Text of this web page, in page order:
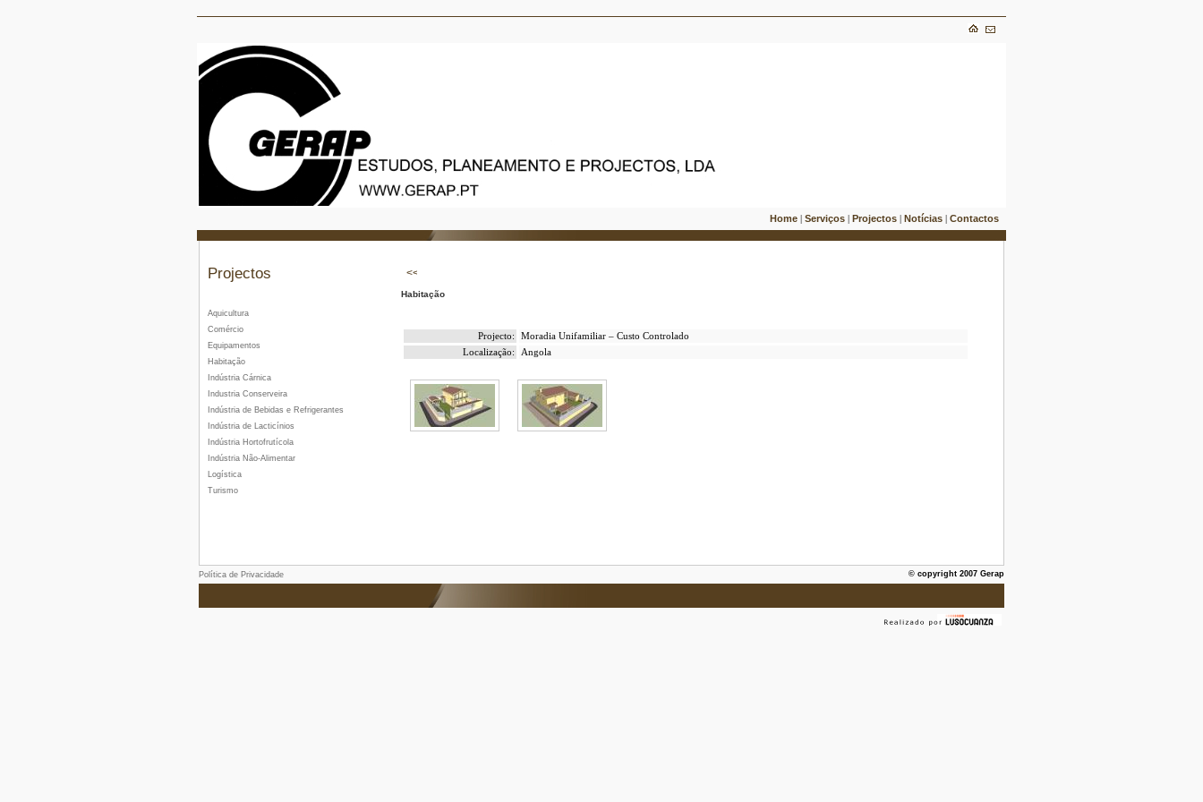
Home Serviços Projectos Notícias Contactos
Projectos
Aquicultura
Comércio
Equipamentos
Habitação
Indústria Cárnica
Industria Conserveira
Indústria de Bebidas e Refrigerantes
Indústria de Lacticínios
Indústria Hortofrutícola
Indústria Não-Alimentar
Logística
Turismo
Habitação
Projecto:
Moradia Unifamiliar – Custo Controlado
Localização:
Angola
Política de Privacidade © copyright 2007 Gerap